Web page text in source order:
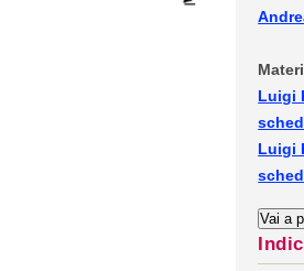
Luigi
Luigi